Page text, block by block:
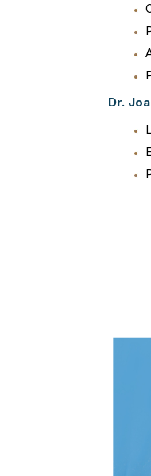
Dr.